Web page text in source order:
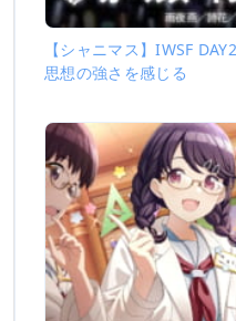
【シャニマス】IWSF
思想の強さを感じる